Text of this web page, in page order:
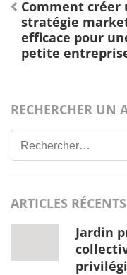
Navigation
de
l’article
Comment créer
stratégie
efficace pour
petite
RECHERCHER UN
Rechercher :
ARTICLES RÉCENTS
Jardin